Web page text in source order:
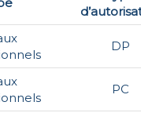
DP
PC